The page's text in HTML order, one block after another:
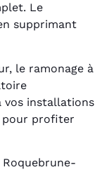
Le
supprimant
le ramonage à
vos installations
pour profiter